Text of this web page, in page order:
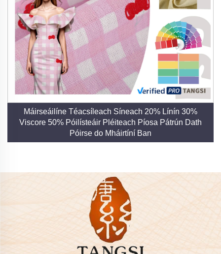
Máirseáilíne Téacsíleach Síneach 20% Línín 30%
Viscore 50% Póilísteáir Pléiteach Píosa Pátrún Dath
Póirse do Mháirtíní Ban